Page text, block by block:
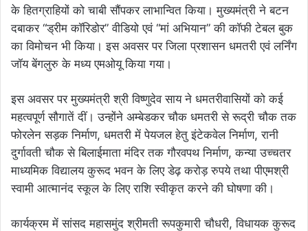
के हितग्राहियों को चाबी सौंपकर लाभान्वित किया। मुख्यमंत्री ने बटन
दबाकर “ड्रीम कॉरिडोर” वीडियो एवं “मां अभियान” की कॉफी टेबल बुक
का विमोचन भी किया। इस अवसर पर जिला प्रशासन धमतरी एवं लर्निंग
जॉय बेंगलुरु के मध्य एमओयू किया गया।
इस अवसर पर मुख्यमंत्री श्री विष्णुदेव साय ने धमतरीवासियों को कई
महत्वपूर्ण सौगातें दीं। उन्होंने अम्बेडकर चौक धमतरी से रूद्री चौक तक
फोरलेन सड़क निर्माण, धमतरी में पेयजल हेतु इंटेकवेल निर्माण, रानी
दुर्गावती चौक से बिलाईमाता मंदिर तक गौरवपथ निर्माण, कन्या उच्चतर
माध्यमिक विद्यालय कुरूद भवन के लिए डेढ़ करोड़ रुपये तथा पीएमश्री
स्वामी आत्मानंद स्कूल के लिए राशि स्वीकृत करने की घोषणा की।
कार्यक्रम में सांसद महासमुंद श्रीमती रूपकुमारी चौधरी, विधायक कुरूद